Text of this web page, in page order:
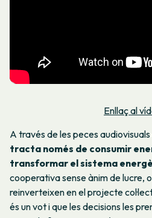
Enllaç al
A través de les peces
tracta només de consumir
transformar el sistema
cooperativa sense ànim de lucre,
reinverteixen en el projecte
és un vot i que les decisions les